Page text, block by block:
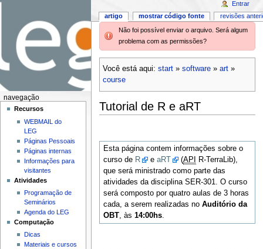
Não foi possível enviar o arquivo. Será algum
problema com as permissões?
Você está aqui: start» software» art»
course
Tutorial de R e aRT
Esta página contem informações sobre o
curso de R e aRT (API
R-TerraLib),
que será ministrado como parte das
atividades da disciplina SER-301. O curso
será composto por quatro aulas de 3 horas
cada, a serem realizadas no Auditório da
OBT, às 14:00hs.
artigo mostrar código fonte revisões
Entrar
navegação
Recursos
WEBMAIL do
LEG
Páginas Pessoais
Páginas internas
Informações para
visitantes
Atividades
Programação de
Seminários
Agenda do LEG
Computação
Dicas
Materiais e cursos